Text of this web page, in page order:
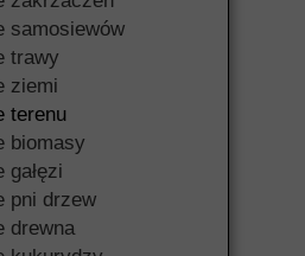
samosiewów
trawy
ziemi
terenu
biomasy
gałęzi
pni drzew
drewna